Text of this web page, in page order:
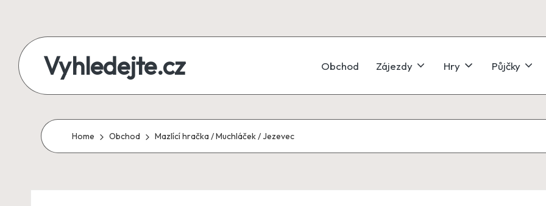
content
Vyhledejte.cz
produkty
i
Obchod Zájezdy Hry Půjčky
Home Obchod Mazlící hračka / Muchláček / Jezevec